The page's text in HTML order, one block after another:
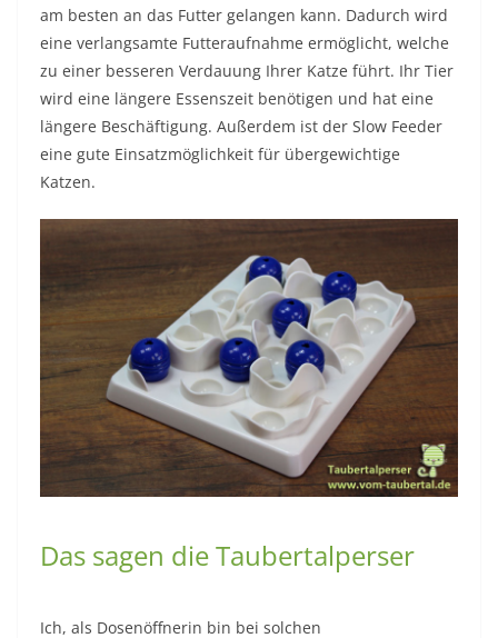
am besten an das Futter gelangen kann. Dadurch wird
eine verlangsamte Futteraufnahme ermöglicht, welche
zu einer besseren Verdauung Ihrer Katze führt. Ihr Tier
wird eine längere Essenszeit benötigen und hat eine
längere Beschäftigung. Außerdem ist der Slow Feeder
eine gute Einsatzmöglichkeit für übergewichtige
Katzen.
Das sagen die Taubertalperser
Ich, als Dosenöffnerin bin bei solchen